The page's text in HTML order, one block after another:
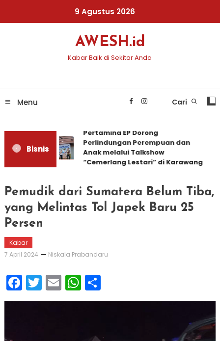
9 Agustus 2026
AWESH.id
Kabar Baik di Sekitar Anda
Menu Cari
Bisnis
Pertamina EP Dorong
Perlindungan Perempuan dan
Anak melalui Talkshow
“Cemerlang Lestari” di Karawang
Pemudik dari Sumatera Belum Tiba,
yang Melintas Tol Japek Baru 25
Persen
Kabar
7 April 2024
Niskala Prabandaru
Facebook
Twitter
EmailWhatsApp
Share